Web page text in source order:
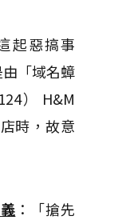
起惡搞事
「域名蟑
） H&M
時，故意
：「搶先